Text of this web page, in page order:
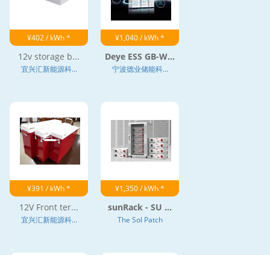
¥402 / kWh *
12v storage b...
宜兴汇新能源科...
¥1,040 / kWh *
Deye ESS GB-W...
宁波德业储能科...
¥391 / kWh *
12V Front ter...
宜兴汇新能源科...
¥1,350 / kWh *
sunRack - SU ...
The Sol Patch